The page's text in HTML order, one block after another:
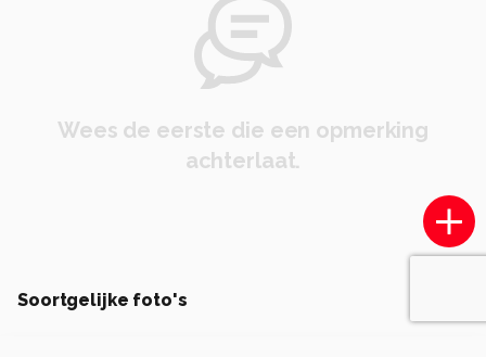
Wees de eerste die een opmerking
achterlaat.
Soortgelijke foto's